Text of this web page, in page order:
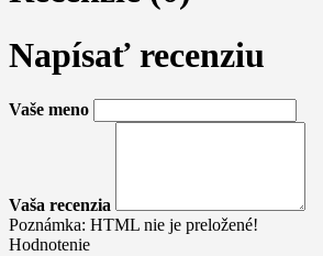
Napísať recenziu
Vaše meno
Vaša recenzia
Poznámka: HTML nie je preložené!
Hodnotenie